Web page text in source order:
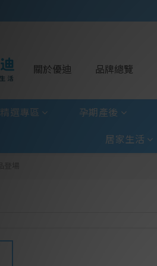
關於優迪 品牌總覽
精選專區 孕期產後
居家生活